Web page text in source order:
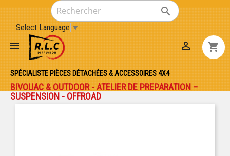

Select Language ▼
 shopping_cart

SPÉCIALISTE PIÈCES DÉTACHÉES & ACCESSOIRES 4X4
BIVOUAC & OUTDOOR - ATELIER DE PREPARATION –
SUSPENSION - OFFROAD